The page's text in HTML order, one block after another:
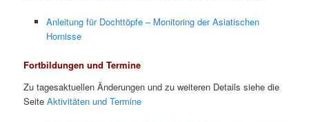
Anleitung für Dochttöpfe – Monitoring der Asiatischen
Hornisse
Fortbildungen und Termine
Zu tagesaktuellen Änderungen und zu weiteren Details siehe die
SeiteAktivitäten und Termine